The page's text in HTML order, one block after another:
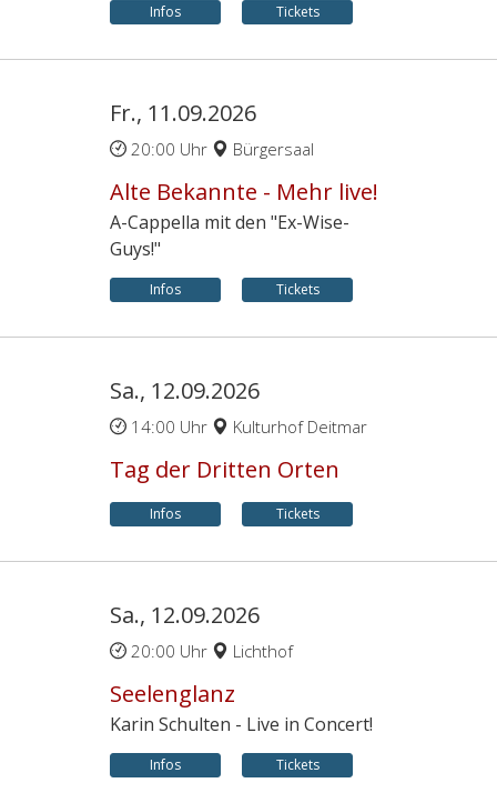
Infos Tickets
Fr., 11.09.2026
20:00 Uhr Bürgersaal
Alte Bekannte - Mehr live!
A-Cappella mit den "Ex-Wise-
Guys!"
Infos Tickets
Sa., 12.09.2026
14:00 Uhr Kulturhof Deitmar
Tag der Dritten Orten
Infos Tickets
Sa., 12.09.2026
20:00 Uhr Lichthof
Seelenglanz
Karin Schulten - Live in Concert!
Infos Tickets